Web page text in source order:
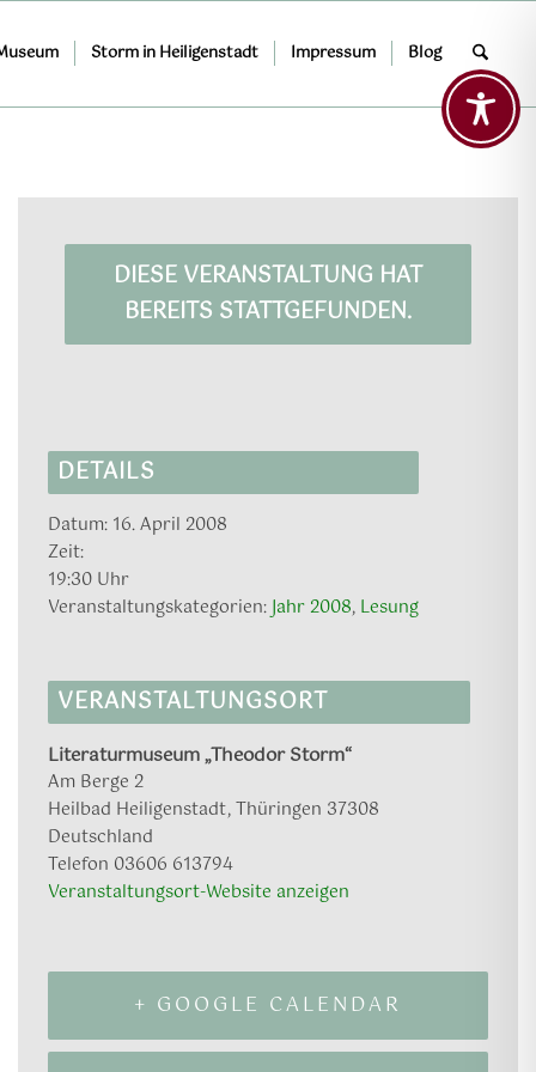
Storm in Heiligenstadt Impressum Blog
DIESE VERANSTALTUNG HAT
BEREITS STATTGEFUNDEN.
DETAILS
Datum: 16. April 2008
Zeit:
19:30 Uhr
Veranstaltungskategorien: Jahr 2008, Lesung
VERANSTALTUNGSORT
Literaturmuseum „Theodor Storm“
Am Berge 2
Heilbad Heiligenstadt,Thüringen 37308
Deutschland
Telefon 03606 613794
Veranstaltungsort-Website anzeigen
+ GOOGLE CALENDAR